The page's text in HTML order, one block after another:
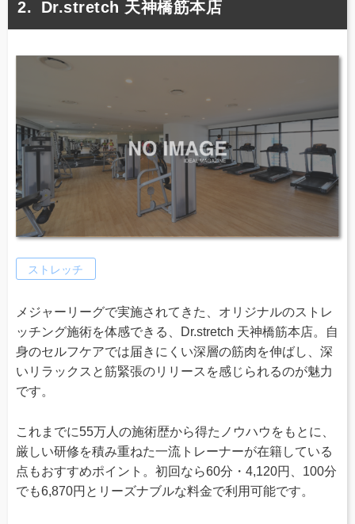
Dr.stretch 天神橋筋本店
ストレッチ
メジャーリーグで実施されてきた、オリジナルのストレ
ッチング施術を体感できる、Dr.stretch 天神橋筋本店。自
身のセルフケアでは届きにくい深層の筋肉を伸ばし、深
いリラックスと筋緊張のリリースを感じられるのが魅力
です。
これまでに55万人の施術歴から得たノウハウをもとに、
厳しい研修を積み重ねた一流トレーナーが在籍している
点もおすすめポイント。初回なら60分・4,120円、100分
でも6,870円とリーズナブルな料金で利用可能です。